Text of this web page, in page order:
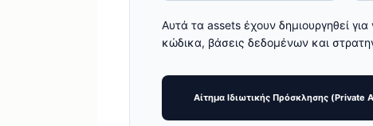
Αυτά τα assets έχουν δημιουργηθεί
κώδικα, βάσεις δεδομένων και
Αίτημα Ιδιωτικής Πρόσκλησης (Private